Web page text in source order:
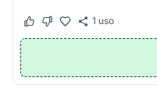
Este cupom funcionou
Este cupom não
1 uso